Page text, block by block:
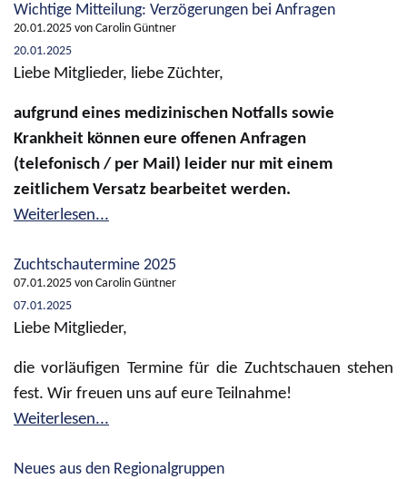
Wichtige Mitteilung: Verzögerungen bei Anfragen
20.01.2025 von Carolin Güntner
20.01.2025
Liebe Mitglieder, liebe Züchter,
aufgrund eines medizinischen Notfalls sowie
Krankheit können eure offenen Anfragen
(telefonisch / per Mail) leider nur mit einem
zeitlichem Versatz bearbeitet werden.
Weiterlesen...
Zuchtschautermine 2025
07.01.2025 von Carolin Güntner
07.01.2025
Liebe Mitglieder,
die vorläufigen Termine für die Zuchtschauen stehen
fest. Wir freuen uns auf eure Teilnahme!
Weiterlesen...
Neues aus den Regionalgruppen